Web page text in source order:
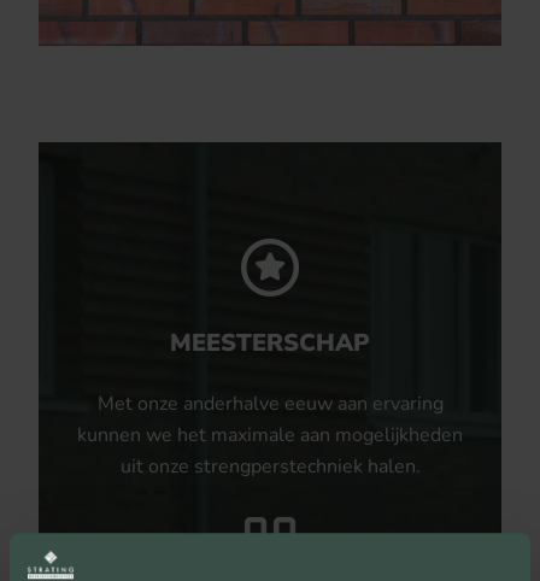
MEESTERSCHAP
Met onze anderhalve eeuw aan ervaring
kunnen we het maximale aan mogelijkheden
uit onze strengperstechniek halen.